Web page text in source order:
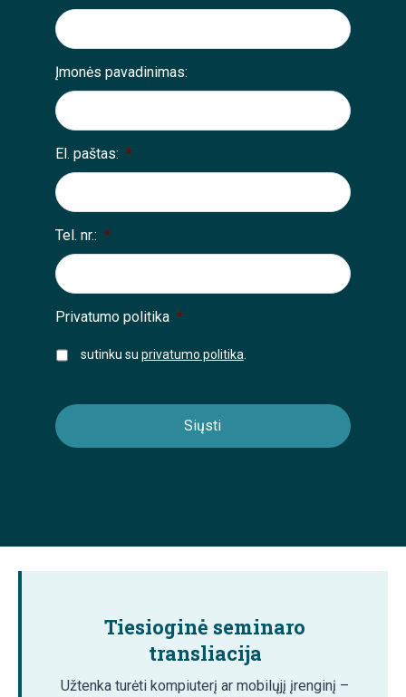
Įmonės pavadinimas:
El. paštas: *
Tel. nr.: *
Privatumo politika *
sutinku su privatumo politika
Tiesioginė seminaro
transliacija
Užtenka turėti kompiuterį ar mobilųjį įrenginį –